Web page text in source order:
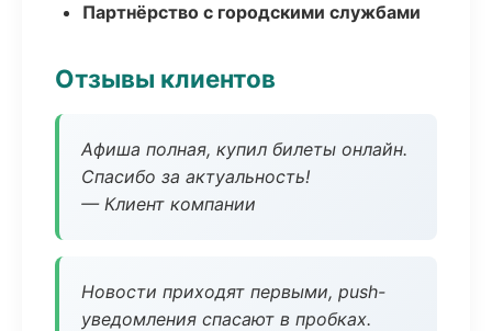
Партнёрство с городскими службами
Отзывы клиентов
Афиша полная, купил билеты онлайн.
Спасибо за актуальность!
— Клиент компании
Новости приходят первыми, push-
уведомления спасают в пробках.